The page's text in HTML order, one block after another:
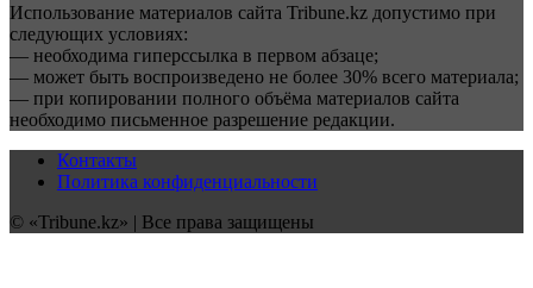
Использование материалов сайта Tribune.kz допустимо при
следующих условиях:
— необходима гиперссылка в первом абзаце;
— может быть воспроизведено не более 30% всего материала;
— при копировании полного объёма материалов сайта
необходимо письменное разрешение редакции.
Контакты
Политика конфиденциальности
© «Tribune.kz» | Все права защищены